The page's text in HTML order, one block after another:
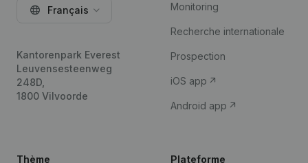
Français
Kantorenpark Everest
Leuvensesteenweg
248D,
1800 Vilvoorde
Monitoring
Recherche internationale
Prospection
iOS app
Android app
Thème Plateforme